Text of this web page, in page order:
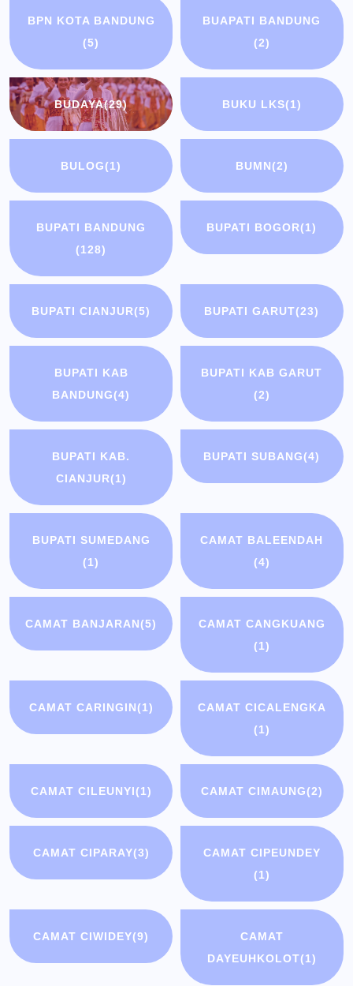
BPN KOTA BANDUNG
(5)
BUAPATI BANDUNG
(2)
BUDAYA(29) BUKU LKS(1)
BULOG(1) BUMN(2)
BUPATI BANDUNG
(128)
BUPATI BOGOR(1)
BUPATI CIANJUR(5) BUPATI GARUT(23)
BUPATI KAB
BANDUNG(4)
BUPATI KAB GARUT
(2)
BUPATI KAB.
CIANJUR(1)
BUPATI SUBANG(4)
BUPATI SUMEDANG
(1)
CAMAT BALEENDAH
(4)
CAMAT BANJARAN(5)
CAMAT CANGKUANG
(1)
CAMAT CARINGIN(1)
CAMAT CICALENGKA
(1)
CAMAT CILEUNYI(1) CAMAT CIMAUNG(2)
CAMAT CIPARAY(3)
CAMAT CIPEUNDEY
(1)
CAMAT CIWIDEY(9)
CAMAT
DAYEUHKOLOT(1)